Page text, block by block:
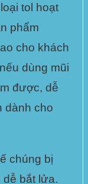
tol hoạt
phẩm
cho khách
dùng mũi
được, dễ
dành cho
chúng bị
bắt lửa.